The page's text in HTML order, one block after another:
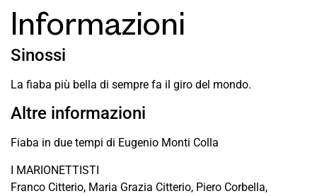
Informazioni
Sinossi
La fiaba più bella di sempre fa il giro del mondo.
Altre informazioni
Fiaba in due tempi di Eugenio Monti Colla
I MARIONETTISTI
Franco Citterio, Maria Grazia Citterio, Piero Corbella,